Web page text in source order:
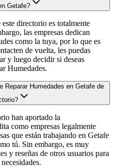
Getafe?
directorio es totalmente
las empresas dedican
como la tuya, por lo que es
de vuelta, les puedas
y luego decidir si deseas
Humedades.
Reparar Humedades en Getafe de
han aportado la
como empresas legalmente
que están trabajando en Getafe
tú. Sin embargo, es muy
y reseñas de otros usuarios para